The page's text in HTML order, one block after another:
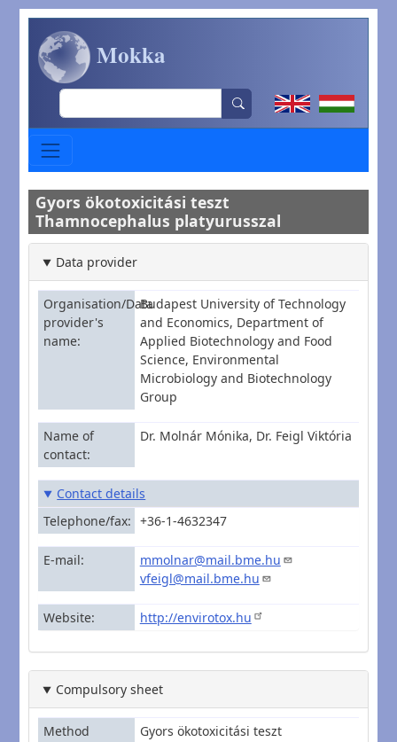
Skip to main content
Mokka
Search
Gyors ökotoxicitási teszt
Thamnocephalus platyurusszal
Data provider
Organisation/Data
provider's
name
Budapest University of Technology
and Economics, Department of
Applied Biotechnology and Food
Science, Environmental
Microbiology and Biotechnology
Group
Name of
contact
Dr. Molnár Mónika, Dr. Feigl Viktória
Contact details
Telephone/fax
+36-1-4632347
E-mail
mmolnar@mail.bme.hu
vfeigl@mail.bme.hu
Website http://envirotox.hu
Compulsory sheet
Method
Gyors ökotoxicitási teszt